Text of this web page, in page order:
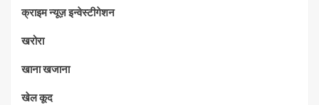
क्राइम न्यूज़ इन्वेस्टीगेशन
खरोरा
खाना खजाना
खेल कूद